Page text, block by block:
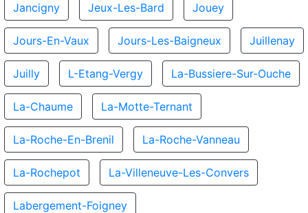
Jancigny Jeux-Les-Bard Jouey
Jours-En-Vaux Jours-Les-Baigneux Juillenay
Juilly L-Etang-Vergy La-Bussiere-Sur-Ouche
La-Chaume La-Motte-Ternant
La-Roche-En-Brenil La-Roche-Vanneau
La-Rochepot La-Villeneuve-Les-Convers
Labergement-Foigney